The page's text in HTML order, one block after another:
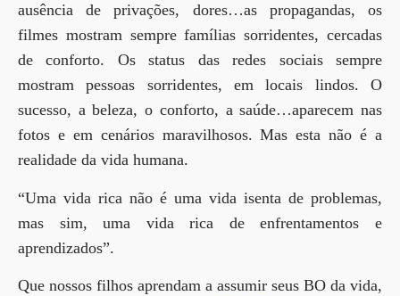
ausência de privações, dores…as propagandas, os
filmes mostram sempre famílias sorridentes, cercadas
de conforto. Os status das redes sociais sempre
mostram pessoas sorridentes, em locais lindos. O
sucesso, a beleza, o conforto, a saúde…aparecem nas
fotos e em cenários maravilhosos. Mas esta não é a
realidade da vida humana.
“Uma vida rica não é uma vida isenta de problemas,
mas sim, uma vida rica de enfrentamentos e
aprendizados”.
Que nossos filhos aprendam a assumir seus BO da vida,